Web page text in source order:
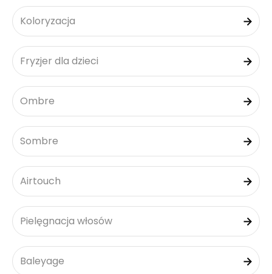
Koloryzacja
Fryzjer dla dzieci
Ombre
Sombre
Airtouch
Pielęgnacja włosów
Baleyage